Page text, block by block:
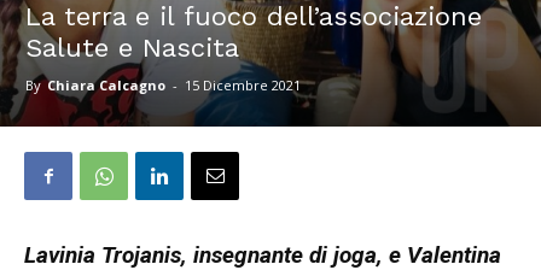
La terra e il fuoco dell’associazione
Salute e Nascita
By Chiara Calcagno - 15 Dicembre 2021
Lavinia Trojanis, insegnante di joga, e Valentina